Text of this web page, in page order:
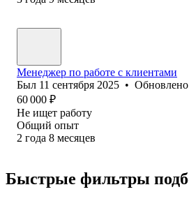
Менеджер по работе с клиентами
Был 11 сентября 2025 • Обновлено
60 000 ₽
Не ищет работу
Общий опыт
2 года 8 месяцев
Быстрые фильтры